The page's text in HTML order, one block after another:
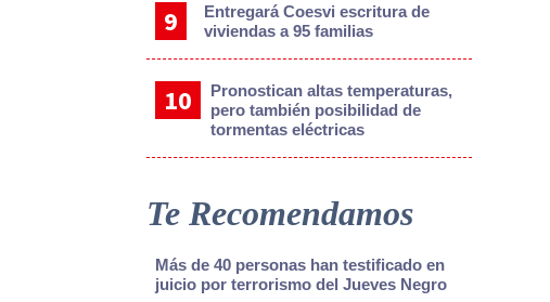
Entregará Coesvi escritura de
viviendas a 95 familias
Pronostican altas temperaturas,
pero también posibilidad de
tormentas eléctricas
Te Recomendamos
Más de 40 personas han testificado en
juicio por terrorismo del Jueves Negro